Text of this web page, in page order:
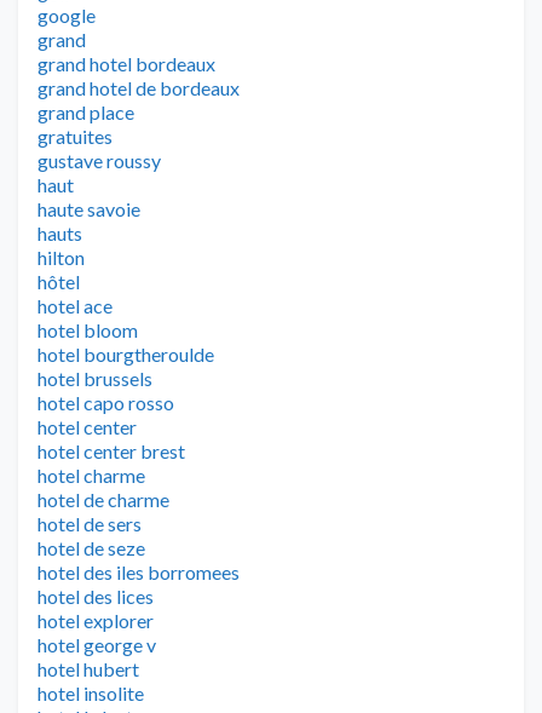
google
grand
grand hotel bordeaux
grand hotel de bordeaux
grand place
gratuites
gustave roussy
haut
haute savoie
hauts
hilton
hôtel
hotel ace
hotel bloom
hotel bourgtheroulde
hotel brussels
hotel capo rosso
hotel center
hotel center brest
hotel charme
hotel de charme
hotel de sers
hotel de seze
hotel des iles borromees
hotel des lices
hotel explorer
hotel george v
hotel hubert
hotel insolite